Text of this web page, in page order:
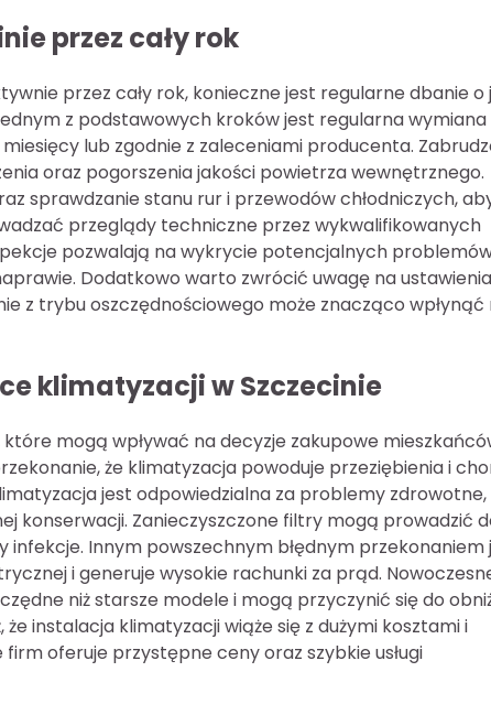
przez cały rok
przez cały rok, konieczne jest regularne dbanie o
z podstawowych kroków jest regularna wymiana
lub zgodnie z zaleceniami producenta.
oraz pogorszenia jakości powietrza wewnętrznego.
sprawdzanie stanu rur i przewodów chłodniczych,
przeglądy techniczne przez wykwalifikowanych
pozwalają na wykrycie potencjalnych
Dodatkowo warto zwrócić uwagę na ustawienia
z trybu oszczędnościowego może znacząco wpłynąć
klimatyzacji w Szczecinie
mogą wpływać na decyzje zakupowe
że klimatyzacja powoduje przeziębienia i
jest odpowiedzialna za problemy
konserwacji. Zanieczyszczone filtry mogą prowadzić
infekcje. Innym powszechnym błędnym przekonaniem
i generuje wysokie rachunki za prąd.
niż starsze modele i mogą przyczynić się do
instalacja klimatyzacji wiąże się z dużymi kosztami i
oferuje przystępne ceny oraz szybkie usługi